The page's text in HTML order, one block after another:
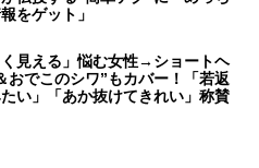
をゲット」
く見える」悩む女性→ショートヘ
おでこのシワ”もカバー！「若返
い」「あか抜けてきれい」称賛